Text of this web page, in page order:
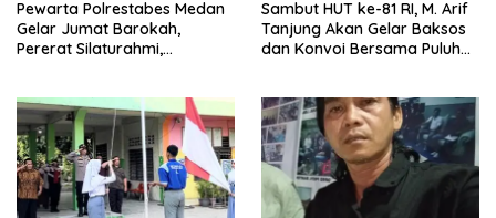
Pewarta Polrestabes Medan
Gelar Jumat Barokah,
Pererat Silaturahmi,
‎Sambut HUT ke-81 RI, M. Arif
Tanjung Akan Gelar Baksos
dan Konvoi Bersama Puluhan